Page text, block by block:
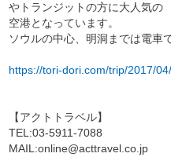
やトランジットの方に大人気の
空港となっています。
ソウルの中心、明洞までは電車
https://tori-dori.com/trip/2017/
【アクトトラベル】
TEL:03-5911-7088
MAIL:online@acttravel.co.jp